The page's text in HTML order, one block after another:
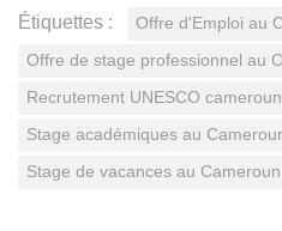
Étiquettes : Offre d'Emploi au
Offre de stage professionnel au
Recrutement UNESCO cameroun
Stage académiques au
Stage de vacances au